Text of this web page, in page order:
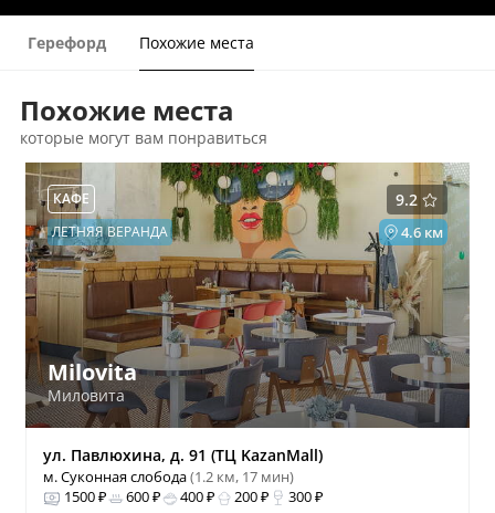
Герефорд Похожие места
Похожие места
которые могут вам понравиться
9.2
КАФЕ
4.6 км
ЛЕТНЯЯ ВЕРАНДА
Milovita
Миловита
ул. Павлюхина, д. 91 (ТЦ KazanMall)
м. Суконная слобода(1.2 км, 17 мин)
1500 ₽
600 ₽ 400 ₽ 200 ₽ 300 ₽